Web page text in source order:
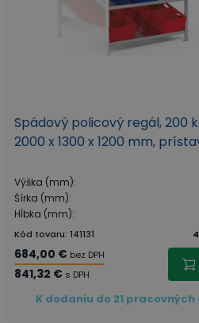
Spádový policový regál, 200
2000 x 1300 x 1200 mm,
Výška (mm):
Šírka (mm):
Hĺbka (mm):
Kód tovaru: 141131 4
684,00 € bez DPH
841,32 € s DPH
K dodaniu do 21 pracovných